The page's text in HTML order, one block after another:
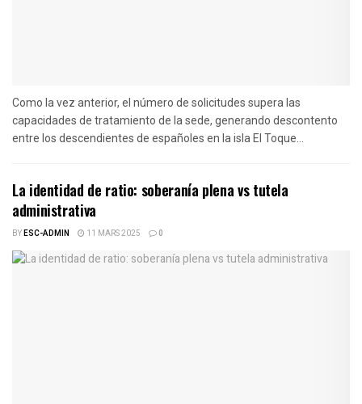
Como la vez anterior, el número de solicitudes supera las
capacidades de tratamiento de la sede, generando descontento
entre los descendientes de españoles en la isla El Toque...
La identidad de ratio: soberanía plena vs tutela
administrativa
BYESC-ADMIN 11 MARS 2025 0